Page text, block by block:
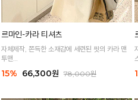
르마인-카라 티셔츠
자체제작, 쫀득한 소재감에 세련된 핏의 카라 맨
투맨
누구나 편하고 멋스러운 실루엣으로 고급스럽게!
15% 66,300원 78,000원